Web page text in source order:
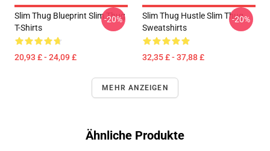
Slim Thug Blueprint Slim Thug
T-Shirts
20,93 £ - 24,09 £
-20%
Slim Thug Hustle Slim Thug
Sweatshirts
32,35 £ - 37,88 £
-20%
MEHR ANZEIGEN
Ähnliche Produkte